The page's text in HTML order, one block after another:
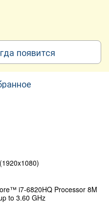
появится
i7-6820HQ Processor 8M
to 3.60 GHz